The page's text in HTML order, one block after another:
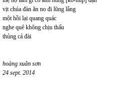
vịt chúa đàn ăn no đi lũng lẵng
một hồi lại quang quác
nghe quê không chịu thấu
thủng cả đài
hoàng xuân sơn
24 sept. 2014